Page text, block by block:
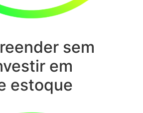
sem
em
estoque